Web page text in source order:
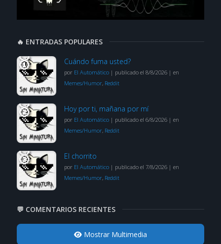
🔥 ENTRADAS POPULARES
Cuándo fuma usted?
por El Automático| publicado el 8/8/2026| en
Memes/Humor, Reddit
Hoy por ti, mañana por mí
por El Automático| publicado el 6/8/2026| en
Memes/Humor, Reddit
El chorrito
por El Automático| publicado el 7/8/2026| en
Memes/Humor, Reddit
💬 COMENTARIOS RECIENTES
Mostrar Multimedia